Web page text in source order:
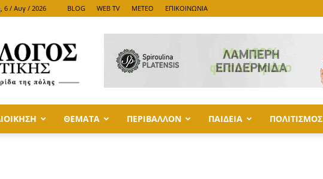
6 / Αυγ / 2026 BLOG WEB TV METEO ΕΠΙΚΟΙΝΩΝΙΑ
ΑΤΤΙΚΗΣ
ΘΕΜΑΤΑ ΠΕΡΙΒΑΛΛΟΝ ΠΑΙΔΕΙΑ ΠΟΛΙΤΙΣΜΟΣ